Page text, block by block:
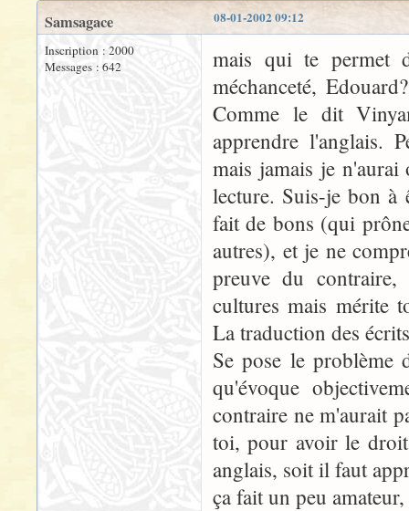
08-01-2002 09:12
Samsagace
Inscription : 2000
Messages : 642
mais qui te permet
méchanceté,
Comme le dit
apprendre l'anglais.
mais jamais je n'aurai
lecture. Suis-je bon à
fait de bons (qui
autres), et je ne
preuve du contraire,
cultures mais mérite
La traduction des
Se pose le problème
qu'évoque
contraire ne m'aurait
toi, pour avoir le
anglais, soit il faut
ça fait un peu